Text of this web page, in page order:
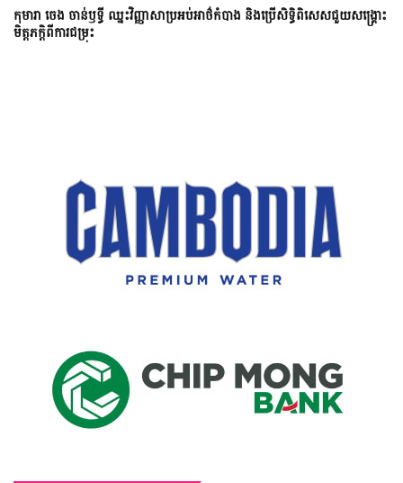
កុមារា ចេង ចាន់ឫទ្ធី ឈ្នះវិញ្ញាសាប្រអប់អាថ៌កំបាង និងប្រើសិទ្ធិពិសេសជួយសង្គ្រោះ
មិត្តភក្តិពីការជម្រុះ